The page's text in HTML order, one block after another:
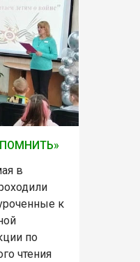
в
к
по
чтения